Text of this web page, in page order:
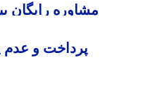
مشاوره رایگان
پرداخت و